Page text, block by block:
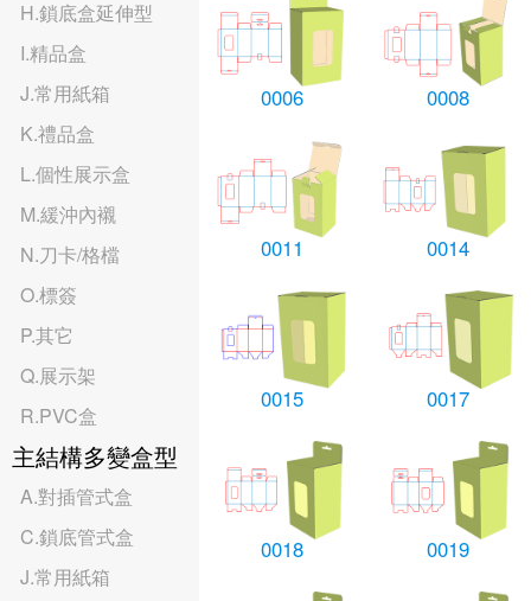
H.鎖底盒延伸型
I.精品盒
J.常用紙箱
K.禮品盒
L.個性展示盒
M.緩沖內襯
N.刀卡/格檔
O.標簽
P.其它
Q.展示架
R.PVC盒
主結構多變盒型
A.對插管式盒
C.鎖底管式盒
J.常用紙箱
0006 0008
0011 0014
0015 0017
0018 0019